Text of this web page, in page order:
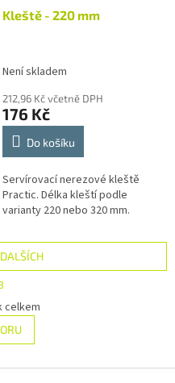
Kleště - 220 mm
Není skladem
212,96 Kč včetně DPH
176 Kč
Do košíku
Servírovací nerezové kleště
Practic. Délka kleští podle
varianty 220 nebo 320 mm.